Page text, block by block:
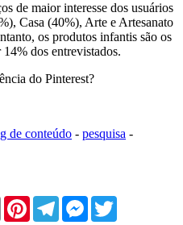
de maior interesse dos usuários
Casa (40%), Arte e Artesanato
os produtos infantis são os
dos entrevistados.
do Pinterest?
de conteúdo - pesquisa -
Email PinterestTelegramMessenger